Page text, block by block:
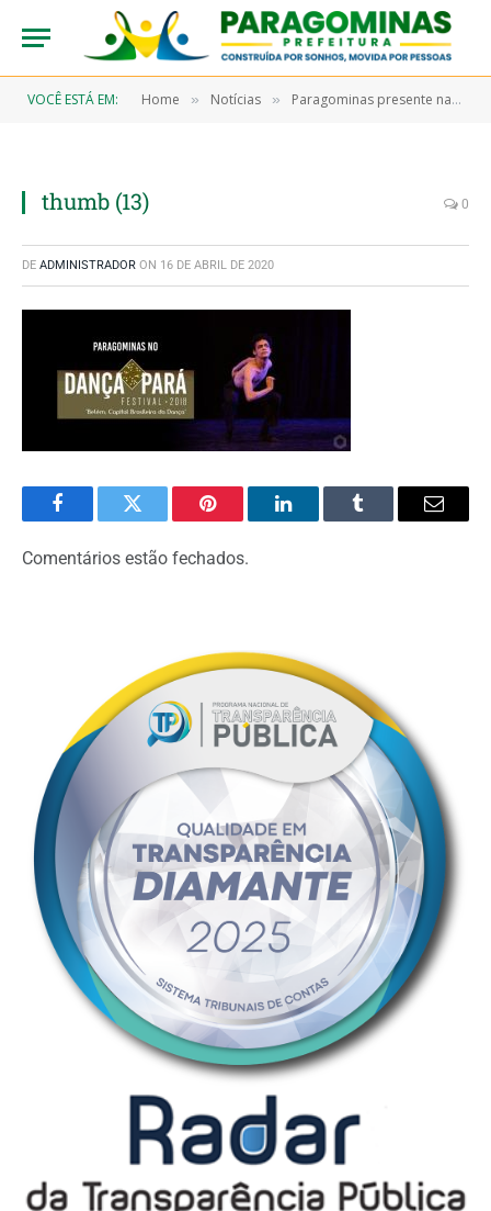
VOCÊ ESTÁ EM: Home » Notícias » Paragominas presente na 27ª edição do Festival Dança Pará
thumb (13) 0
DE ADMINISTRADOR ON 16 DE ABRIL DE 2020
FacebookTwitter Pinterest LinkedInTumblr Email
Comentários estão fechados.